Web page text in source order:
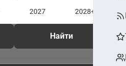
2027 2028+
Найти